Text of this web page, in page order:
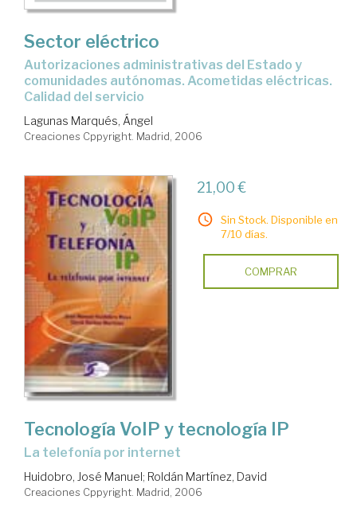
Sector eléctrico
autorizaciones administrativas del Estado y
comunidades autónomas. Acometidas eléctricas.
Calidad del servicio
Lagunas Marqués, Ángel
Creaciones Cppyright. Madrid, 2006
21,00 €
Sin Stock. Disponible en
7/10 días.
COMPRAR
Tecnología VoIP y tecnología IP
la telefonía por internet
Huidobro, José Manuel; Roldán Martínez, David
Creaciones Cppyright. Madrid, 2006